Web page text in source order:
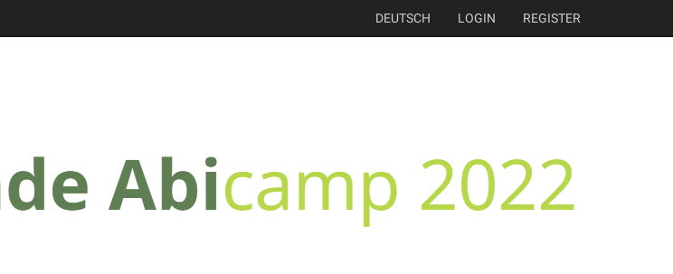
DEUTSCH LOGIN REGISTER